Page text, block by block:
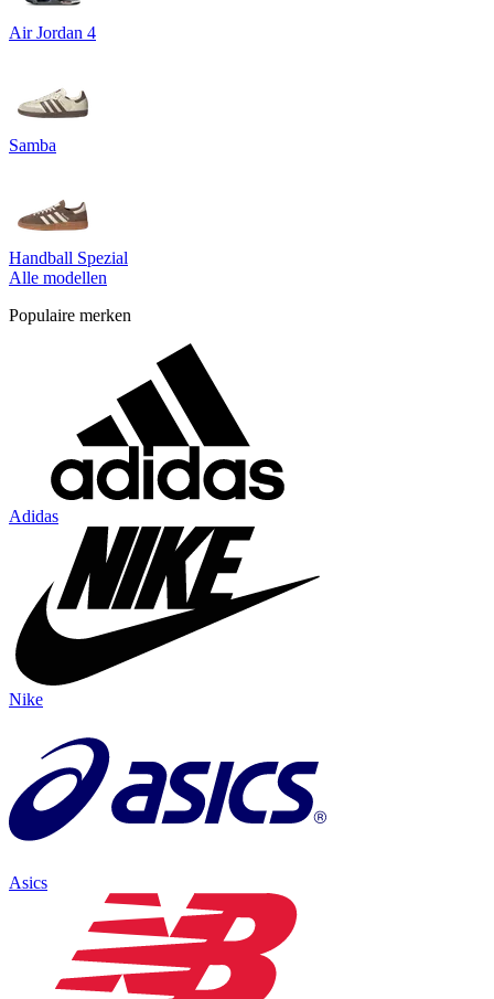
Air Jordan 4
Samba
Handball Spezial
Alle modellen
Populaire merken
Adidas
Nike
Asics